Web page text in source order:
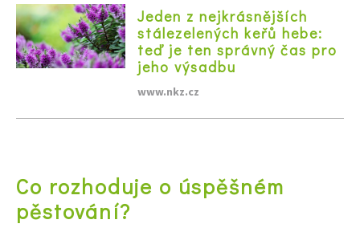
Jeden z nejkrásnějších
stálezelených keřů hebe:
teď je ten správný čas pro
jeho výsadbu
www.nkz.cz
Co rozhoduje o úspěšném
pěstování?